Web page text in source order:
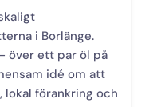
i Borlänge.
över ett par öl på
idé om att
förankring och